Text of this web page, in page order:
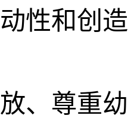
性和创造
、尊重幼